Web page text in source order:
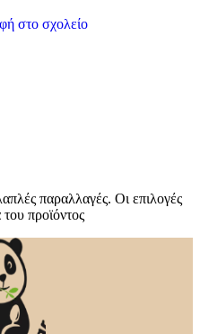
στο σχολείο
παραλλαγές. Οι επιλογές
προϊόντος